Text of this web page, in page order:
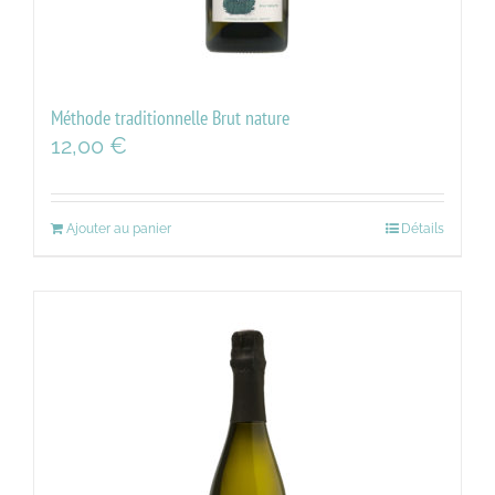
Méthode traditionnelle Brut nature
12,00 €
Ajouter au panier Détails